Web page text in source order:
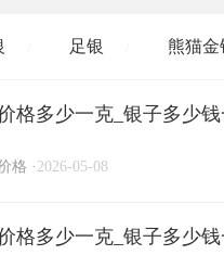
足银 熊猫金
/ 长城币 / 老
生
基 / 亚一金店
格多少一克_银子多少
格 · 2026-05-08
格多少一克_银子多少